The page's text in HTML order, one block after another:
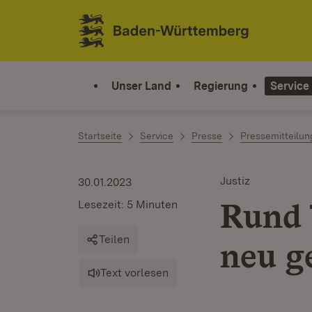
Zum Inhalt springen
Link zur Startseite
Unser Land Regierung Service
Startseite Service Presse
Justiz
Rund
neu
30.01.2023
Lesezeit: 5 Minuten
Teilen
Text vorlesen